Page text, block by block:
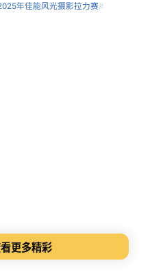
年佳能风光摄影拉力赛#
更多精彩